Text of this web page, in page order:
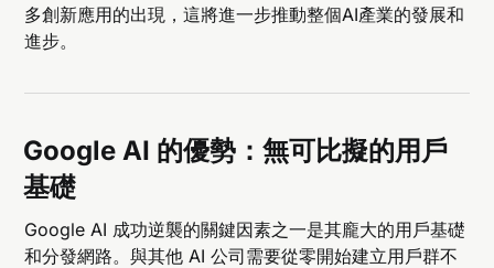
多創新應用的出現，這將進一步推動整個AI產業的發展和
進步。
Google AI 的優勢：無可比擬的用戶
基礎
Google AI 成功逆襲的關鍵因素之一是其龐大的用戶基礎
和分發網路。與其他 AI 公司需要從零開始建立用戶群不